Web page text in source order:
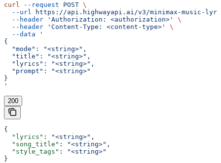
curl --request POST \
  --url
https://api.highwayapi.ai/v3/minimax-music-
  --header
'Authorization: <authorization>'
\
  --header
'Content-Type: <content-type>'
\
  --data
'
{
  "mode": "<string>",
  "title": "<string>",
  "lyrics": "<string>",
  "prompt": "<string>"
}
'
200
{
  "lyrics"
: "<string>" ,
  "song_title"
: "<string>" ,
  "style_tags"
:
"<string>"
}